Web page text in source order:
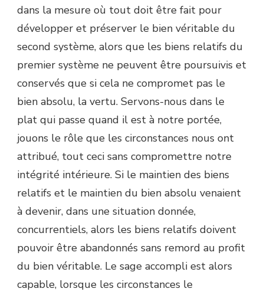
dans la mesure où tout doit être fait pour
développer et préserver le bien véritable du
second système, alors que les biens relatifs du
premier système ne peuvent être poursuivis et
conservés que si cela ne compromet pas le
bien absolu, la vertu. Servons-nous dans le
plat qui passe quand il est à notre portée,
jouons le rôle que les circonstances nous ont
attribué, tout ceci sans compromettre notre
intégrité intérieure. Si le maintien des biens
relatifs et le maintien du bien absolu venaient
à devenir, dans une situation donnée,
concurrentiels, alors les biens relatifs doivent
pouvoir être abandonnés sans remord au profit
du bien véritable. Le sage accompli est alors
capable, lorsque les circonstances le